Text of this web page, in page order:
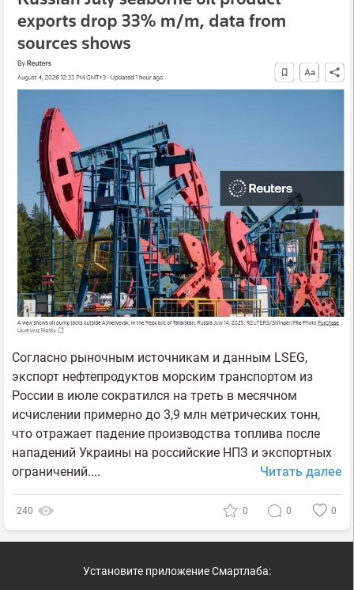
Согласно рыночным источникам и данным LSEG,
экспорт нефтепродуктов морским транспортом из
России в июле сократился на треть в месячном
исчислении примерно до 3,9 млн метрических тонн,
что отражает падение производства топлива после
нападений Украины на российские НПЗ и экспортных
ограничений....
Читать далее
240 0 0 0
Установите приложение Смартлаба: